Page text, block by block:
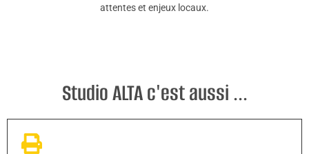
attentes et enjeux locaux.
Studio ALTA c'est aussi ...